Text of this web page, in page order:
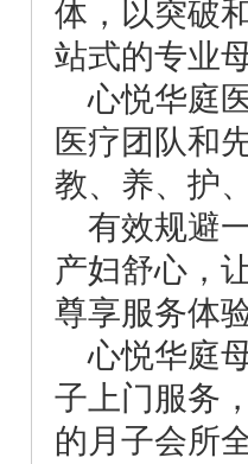
体，以突破
站式的专业
心悦华庭
医疗团队和
教、养、护
有效规避
产妇舒心，
尊享服务体
心悦华庭
子上门服务
的月子会所